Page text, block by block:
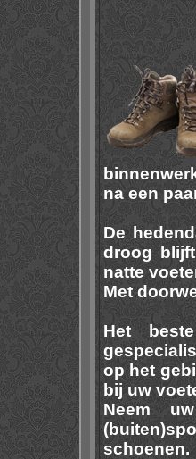
na een
De
droog
natte
Met
Het
op het
bij uw
Neem
schoenen.